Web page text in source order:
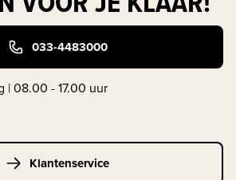
033-4483000
| 08.00 - 17.00 uur
Klantenservice